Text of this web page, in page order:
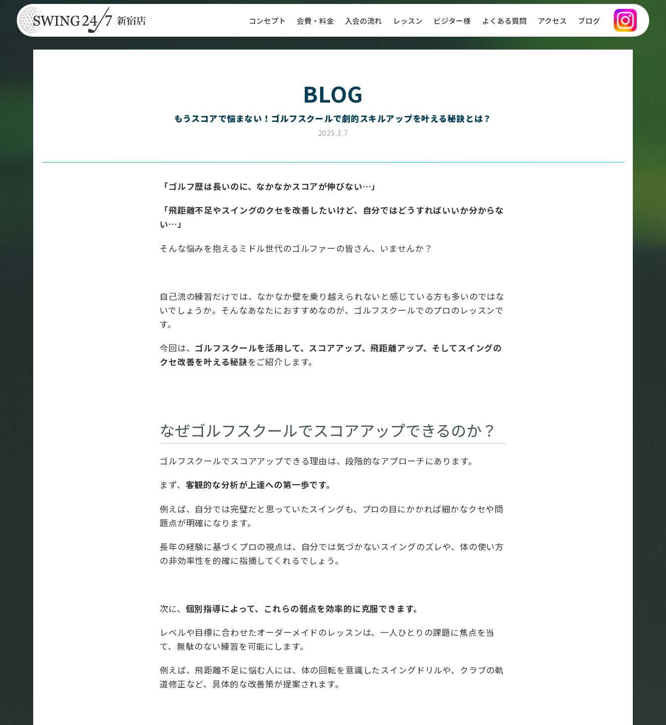
コンセプト 会費・料金 入会の流れ レッスン ビジター様 よくある質問 アクセス ブログ
BLOG
もうスコアで悩まない！ゴルフスクールで劇的スキルアップを叶える秘訣とは？
2025.3.7
「ゴルフ歴は長いのに、なかなかスコアが伸びない…」
「飛距離不足やスイングのクセを改善したいけど、自分ではどうすればいいか分からな
い…」
そんな悩みを抱えるミドル世代のゴルファーの皆さん、いませんか？
自己流の練習だけでは、なかなか壁を乗り越えられないと感じている方も多いのではな
いでしょうか。そんなあなたにおすすめなのが、ゴルフスクールでのプロのレッスンで
す。
今回は、 ゴルフスクールを活用して、スコアアップ、飛距離アップ、そしてスイングの
クセ改善を叶える秘訣をご紹介します。
なぜゴルフスクールでスコアアップできるのか？
ゴルフスクールでスコアアップできる理由は、段階的なアプローチにあります。
まず、 客観的な分析が上達への第一歩です。
例えば、自分では完璧だと思っていたスイングも、プロの目にかかれば細かなクセや問
題点が明確になります。
長年の経験に基づくプロの視点は、自分では気づかないスイングのズレや、体の使い方
の非効率性を的確に指摘してくれるでしょう。
次に、 個別指導によって、これらの弱点を効率的に克服できます。
レベルや目標に合わせたオーダーメイドのレッスンは、一人ひとりの課題に焦点を当
て、無駄のない練習を可能にします。
例えば、飛距離不足に悩む人には、体の回転を意識したスイングドリルや、クラブの軌
道修正など、具体的な改善策が提案されます。